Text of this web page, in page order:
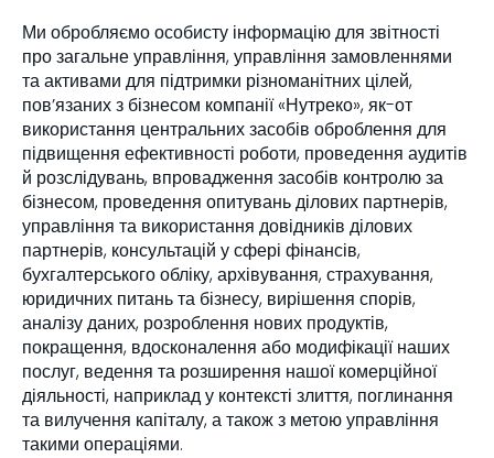
Ми обробляємо особисту інформацію для звітності
про загальне управління, управління замовленнями
та активами для підтримки різноманітних цілей,
пов’язаних з бізнесом компанії «Нутреко», як-от
використання центральних засобів оброблення для
підвищення ефективності роботи, проведення аудитів
й розслідувань, впровадження засобів контролю за
бізнесом, проведення опитувань ділових партнерів,
управління та використання довідників ділових
партнерів, консультацій у сфері фінансів,
бухгалтерського обліку, архівування, страхування,
юридичних питань та бізнесу, вирішення спорів,
аналізу даних, розроблення нових продуктів,
покращення, вдосконалення або модифікації наших
послуг, ведення та розширення нашої комерційної
діяльності, наприклад у контексті злиття, поглинання
та вилучення капіталу, а також з метою управління
такими операціями.